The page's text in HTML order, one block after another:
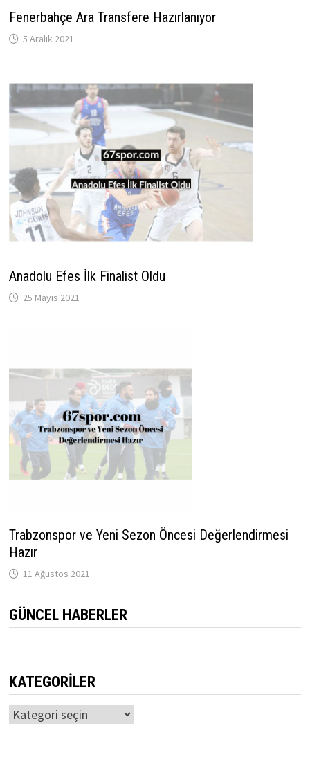
Fenerbahçe Ara Transfere Hazırlanıyor
5 Aralık 2021
Anadolu Efes İlk Finalist Oldu
25 Mayıs 2021
Trabzonspor ve Yeni Sezon Öncesi Değerlendirmesi
Hazır
11 Ağustos 2021
GÜNCEL HABERLER
KATEGORILER
Kategoriler